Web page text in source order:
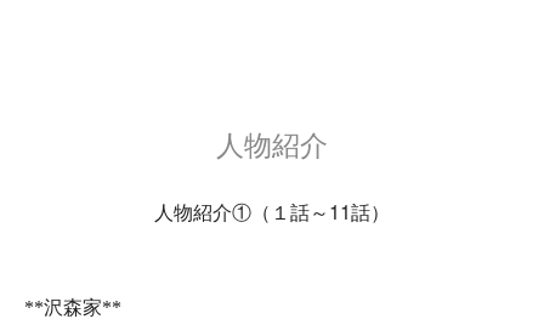
人物紹介
人物紹介①（１話～11話）
**沢森家**